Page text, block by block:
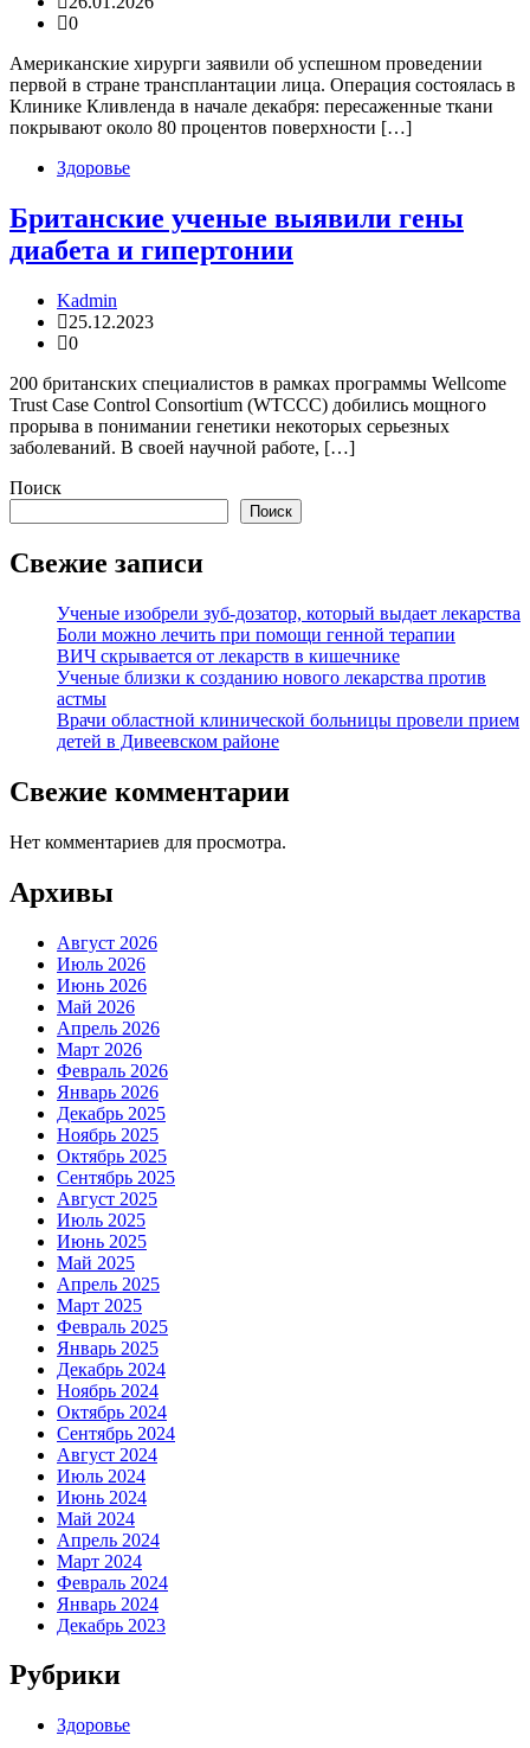
0
Американские хирурги заявили об успешном проведении
первой в стране трансплантации лица. Операция состоялась в
Клинике Кливленда в начале декабря: пересаженные ткани
покрывают около 80 процентов поверхности […]
Здоровье
Британские ученые выявили гены
диабета и гипертонии
Kadmin
25.12.2023
0
200 британских специалистов в рамках программы Wellcome
Trust Case Control Consortium (WTCCC) добились мощного
прорыва в понимании генетики некоторых серьезных
заболеваний. В своей научной работе, […]
Поиск
Поиск
Свежие записи
Ученые изобрели зуб-дозатор, который выдает лекарства
Боли можно лечить при помощи генной терапии
ВИЧ скрывается от лекарств в кишечнике
Ученые близки к созданию нового лекарства против
астмы
Врачи областной клинической больницы провели прием
детей в Дивеевском районе
Свежие комментарии
Нет комментариев для просмотра.
Архивы
Август 2026
Июль 2026
Июнь 2026
Май 2026
Апрель 2026
Март 2026
Февраль 2026
Январь 2026
Декабрь 2025
Ноябрь 2025
Октябрь 2025
Сентябрь 2025
Август 2025
Июль 2025
Июнь 2025
Май 2025
Апрель 2025
Март 2025
Февраль 2025
Январь 2025
Декабрь 2024
Ноябрь 2024
Октябрь 2024
Сентябрь 2024
Август 2024
Июль 2024
Июнь 2024
Май 2024
Апрель 2024
Март 2024
Февраль 2024
Январь 2024
Декабрь 2023
Рубрики
Здоровье